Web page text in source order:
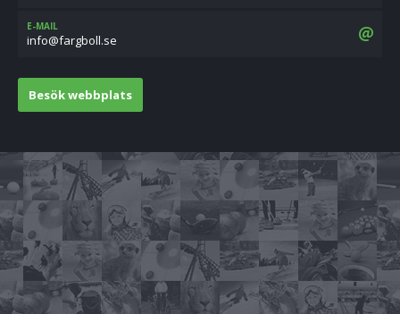
E-MAIL
es.llobgraf@ofni
Besök webbplats